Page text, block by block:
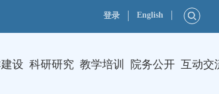
登录 English
设 科研研究 教学培训 院务公开 互动交